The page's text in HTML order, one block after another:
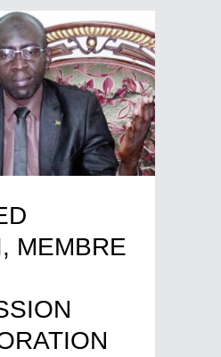
MEMBRE